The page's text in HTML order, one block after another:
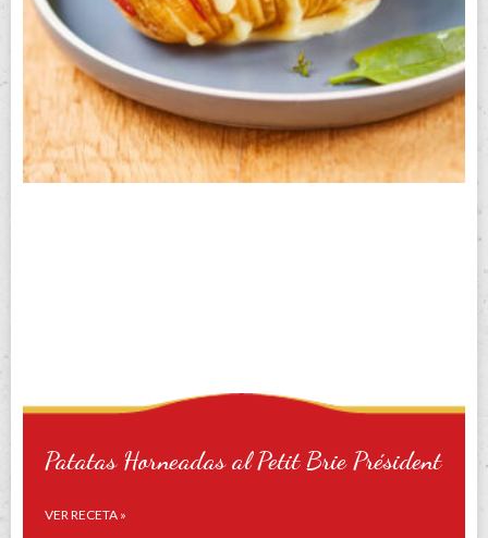
Patatas Horneadas al Petit Brie Président
VER RECETA »